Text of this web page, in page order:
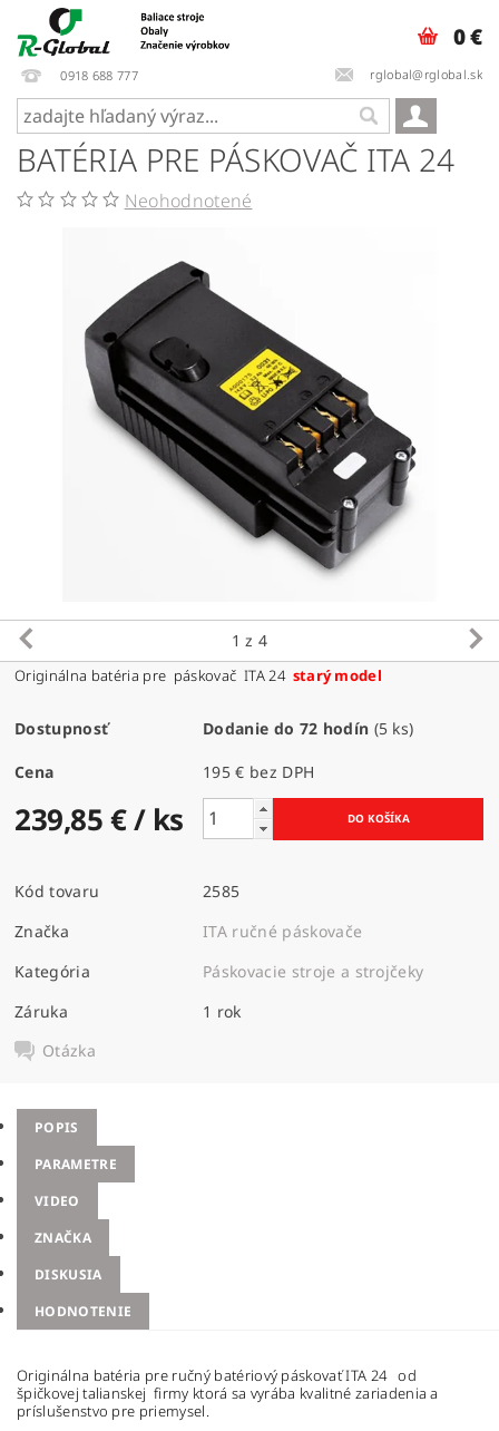
0918 688 777 rglobal@rglobal.sk
0 €
BATÉRIA PRE PÁSKOVAČ ITA 24
Neohodnotené
1 z 4
Originálna batéria pre páskovač ITA 24 starý model
Dostupnosť Dodanie do 72 hodín (5 ks)
Cena 195 € bez DPH
239,85 €/ ks
Kód tovaru
2585
Značka
ITA ručné páskovače
Kategória
Páskovacie stroje a strojčeky
Záruka
1 rok
Otázka
POPIS
PARAMETRE
VIDEO
ZNAČKA
DISKUSIA
HODNOTENIE
Originálna batéria pre ručný batériový páskovať ITA 24 od
špičkovej talianskej firmy ktorá sa vyrába kvalitné zariadenia a
príslušenstvo pre priemysel.